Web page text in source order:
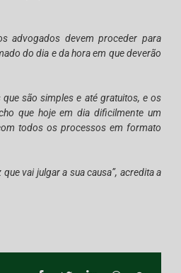
advogados devem proceder para
do dia e da hora em que deverão
são simples e até gratuitos, e os
que hoje em dia dificilmente um
todos os processos em formato
vai julgar a sua causa”, acredita a